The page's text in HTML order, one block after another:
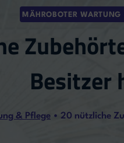
MÄHROBOTER WARTUNG
Besitzer
& Pflege • 20 nützliche